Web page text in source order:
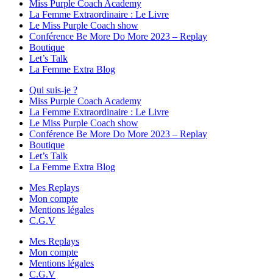
Miss Purple Coach Academy
La Femme Extraordinaire : Le Livre
Le Miss Purple Coach show
Conférence Be More Do More 2023 – Replay
Boutique
Let’s Talk
La Femme Extra Blog
Qui suis-je ?
Miss Purple Coach Academy
La Femme Extraordinaire : Le Livre
Le Miss Purple Coach show
Conférence Be More Do More 2023 – Replay
Boutique
Let’s Talk
La Femme Extra Blog
Mes Replays
Mon compte
Mentions légales
C.G.V
Mes Replays
Mon compte
Mentions légales
C.G.V